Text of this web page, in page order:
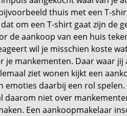
thuis met een T-
om een T-shirt gaat zijn de
de aankoop van een huis
wil je misschien koste
je mankementen. Daar waar
ziet wonen kijkt een
emoties daarbij een rol
daarom niet over
Een aankoopmakelaar